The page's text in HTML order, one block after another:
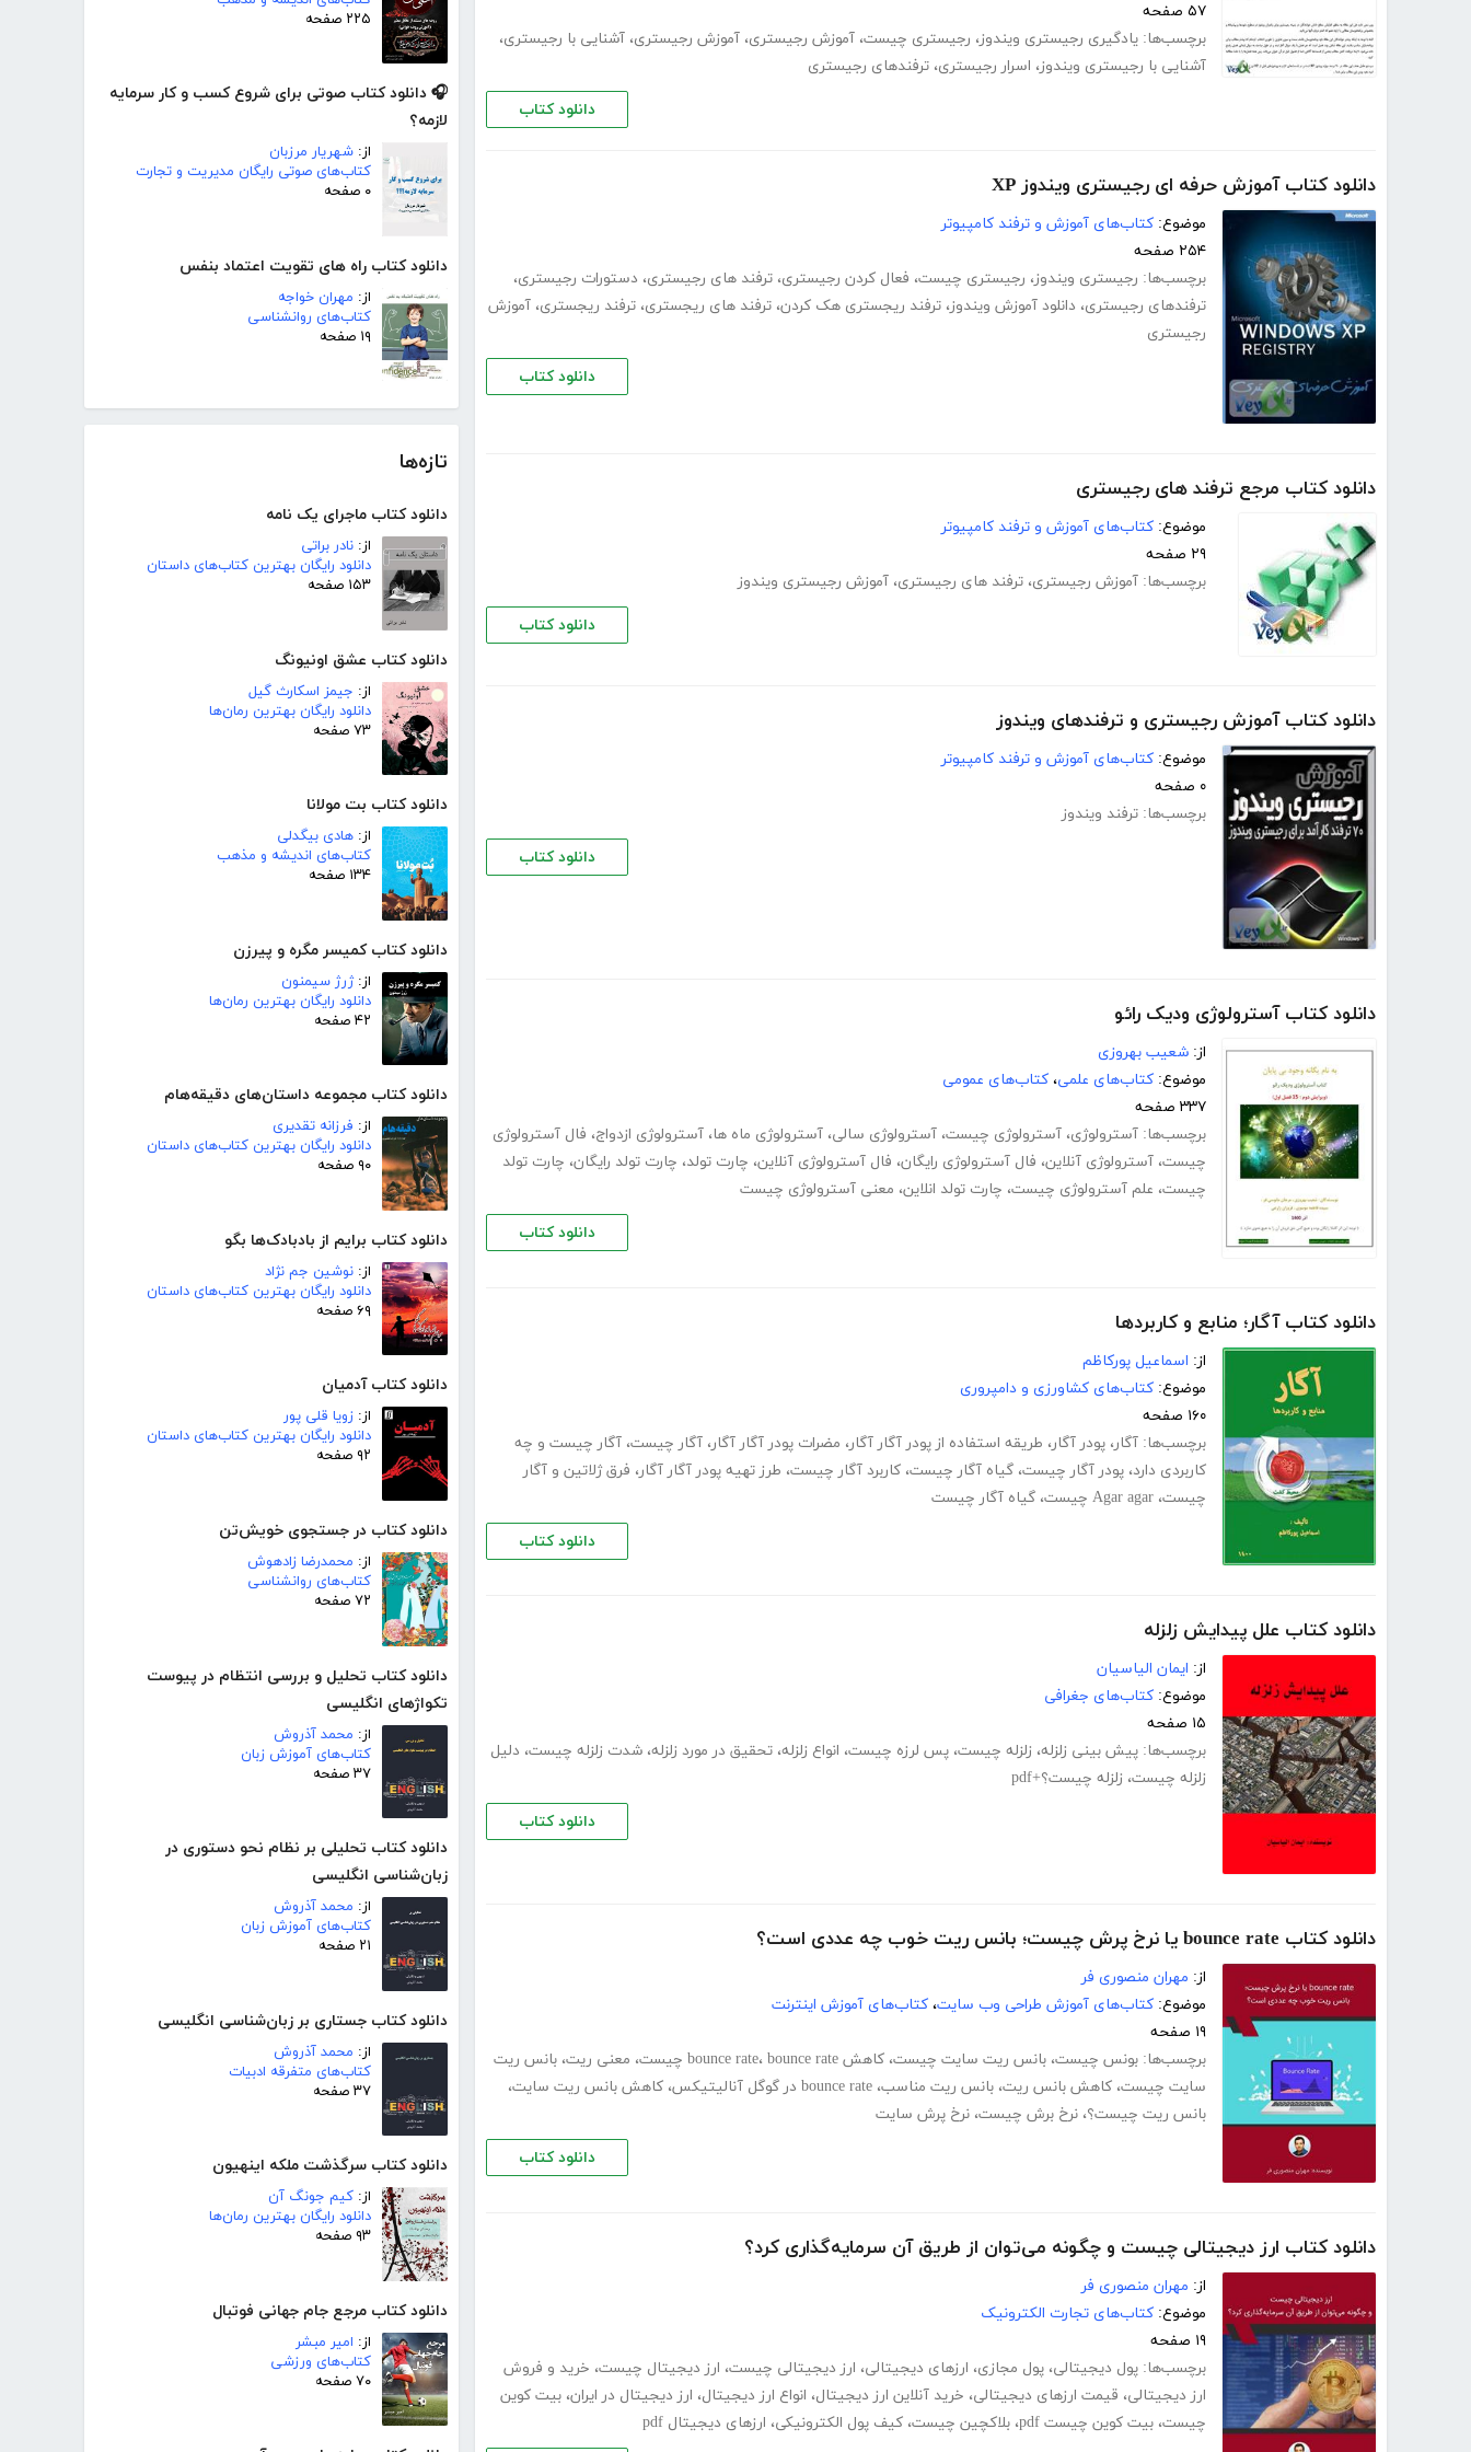
۲۲۵ صفحه
🎧 دانلود کتاب صوتی برای شروع کسب و کار سرمایه
لازمه؟
از: شهریار مرزبان
کتاب‌های صوتی رایگان مدیریت و تجارت
۰ صفحه
دانلود کتاب راه های تقویت اعتماد بنفس
از: مهران خواجه
کتاب‌های روانشناسی
۱۹ صفحه
تازه‌ها
دانلود کتاب ماجرای یک نامه
از: نادر براتی
دانلود رایگان بهترین کتاب‌های داستان
۱۵۳ صفحه
دانلود کتاب عشق اونیونگ
از: جیمز اسکارث گیل
دانلود رایگان بهترین رمان‌ها
۷۳ صفحه
دانلود کتاب بت مولانا
از: هادی بیگدلی
کتاب‌های اندیشه و مذهب
۱۳۴ صفحه
دانلود کتاب کمیسر مگره و پیرزن
از:ژرژ سیمنون
دانلود رایگان بهترین رمان‌ها
۴۲ صفحه
دانلود کتاب مجموعه داستان‌های دقیقه‌هام
از: فرزانه تقدیری
دانلود رایگان بهترین کتاب‌های داستان
۹۰ صفحه
دانلود کتاب برایم از بادبادک‌ها بگو
از: نوشین جم نژاد
دانلود رایگان بهترین کتاب‌های داستان
۶۹ صفحه
دانلود کتاب آدمیان
از: زویا قلی پور
دانلود رایگان بهترین کتاب‌های داستان
۹۲ صفحه
دانلود کتاب در جستجوی خویش‌تن
از: محمدرضا زادهوش
کتاب‌های روانشناسی
۷۲ صفحه
دانلود کتاب تحلیل و بررسی انتظام در پیوست
تکواژهای انگلیسی
از: محمد آذروش
کتاب‌های آموزش زبان
۳۷ صفحه
دانلود کتاب تحلیلی بر نظام نحو دستوری در
زبان‌شناسی انگلیسی
از: محمد آذروش
کتاب‌های آموزش زبان
۲۱ صفحه
دانلود کتاب جستاری بر زبان‌شناسی انگلیسی
از: محمد آذروش
کتاب‌های متفرقه ادبیات
۳۷ صفحه
دانلود کتاب سرگذشت ملکه اینهیون
از: کیم جونگ آن
دانلود رایگان بهترین رمان‌ها
۹۳ صفحه
دانلود کتاب مرجع جام جهانی فوتبال
از: امیر مبشر
کتاب‌های ورزشی
۷۰ صفحه
۵۷ صفحه
برچسب‌ها: یادگیری رجیستری ویندوز، رجیستری چیست، آموزش رجیستری، آموزش رجیستری، آشنایی با رجیستری،
آشنایی با رجیستری ویندوز، اسرار رجیستری، ترفندهای رجیستری
دانلود کتاب
دانلود کتاب آموزش حرفه ای رجیستری ویندوز XP
موضوع: کتاب‌های آموزش و ترفند کامپیوتر
۲۵۴ صفحه
برچسب‌ها: رجیستری ویندوز، رجیستری چیست، فعال کردن رجیستری، ترفند های رجیستری، دستورات رجیستری،
ترفندهای رجیستری، دانلود آموزش ویندوز، ترفند ریجستری هک کردن، ترفند های ریجستری، ترفند ریجستری، آموزش
رجیستری
دانلود کتاب
دانلود کتاب مرجع ترفند های رجیستری
موضوع: کتاب‌های آموزش و ترفند کامپیوتر
۲۹ صفحه
برچسب‌ها: آموزش رجیستری، ترفند های رجیستری، آموزش رجیستری ویندوز
دانلود کتاب
دانلود کتاب آموزش رجیستری و ترفندهای ویندوز
موضوع: کتاب‌های آموزش و ترفند کامپیوتر
۰ صفحه
برچسب‌ها: ترفند ویندوز
دانلود کتاب
دانلود کتاب آسترولوژی ودیک رائو
از: شعیب بهروزی
موضوع: کتاب‌های علمی، کتاب‌های عمومی
۳۳۷ صفحه
برچسب‌ها: آسترولوژی، آسترولوژی چیست، آسترولوژی سالی، آسترولوژی ماه ها، آسترولوژی ازدواج، فال آسترولوژی
چیست، آسترولوژی آنلاین، فال آسترولوژی رایگان، فال آسترولوژی آنلاین، چارت تولد، چارت تولد رایگان، چارت تولد
چیست، علم آسترولوژی چیست، چارت تولد انلاین، معنی آسترولوژی چیست
دانلود کتاب
دانلود کتاب آگار؛ منابع و کاربردها
از: اسماعیل پورکاظم
موضوع: کتاب‌های کشاورزی و دامپروری
۱۶۰ صفحه
برچسب‌ها: آگار، پودر آگار، طریقه استفاده از پودر آگار آگار، مضرات پودر آگار آگار، آگار چیست، آگار چیست و چه
کاربردی دارد، پودر آگار چیست، گیاه آگار چیست، کاربرد آگار چیست، طرز تهیه پودر آگار آگار، فرق ژلاتین و آگار
چیست، Agar agar چیست ، گیاه آگار چیست
دانلود کتاب
دانلود کتاب علل پیدایش زلزله
از: ایمان الیاسیان
موضوع: کتاب‌های جغرافی
۱۵ صفحه
برچسب‌ها: پیش بینی زلزله، زلزله چیست، پس لرزه چیست، انواع زلزله، تحقیق در مورد زلزله، شدت زلزله چیست، دلیل
زلزله چیست، زلزله چیست؟+pdf
دانلود کتاب
دانلود کتاب bounce rate یا نرخ پرش چیست؛ بانس ریت خوب چه عددی است؟
از: مهران منصوری فر
موضوع: کتاب‌های آموزش طراحی وب سایت، کتاب‌های آموزش اینترنت
۱۹ صفحه
برچسب‌ها: بونس چیست، بانس ریت سایت چیست، کاهش bounce rate ، bounce rate چیست ، معنی ریت، بانس ریت
سایت چیست، کاهش بانس ریت، بانس ریت مناسب، bounce rate در گوگل آنالیتیکس ، کاهش بانس ریت سایت،
بانس ریت چیست؟، نرخ برش چیست، نرخ پرش سایت
دانلود کتاب
دانلود کتاب ارز دیجیتالی چیست و چگونه می‌توان از طریق آن سرمایه‌گذاری کرد؟
از: مهران منصوری فر
موضوع: کتاب‌های تجارت الکترونیک
۱۹ صفحه
برچسب‌ها: پول دیجیتالی، پول مجازی، ارزهای دیجیتالی، ارز دیجیتالی چیست، ارز دیجیتال چیست، خرید و فروش
ارز دیجیتالی، قیمت ارزهای دیجیتالی، خرید آنلاین ارز دیجیتال، انواع ارز دیجیتال، ارز دیجیتال در ایران، بیت کوین
چیست، بیت کوین چیست pdf ، بلاکچین چیست، کیف پول الکترونیکی، ارزهای دیجیتال pdf